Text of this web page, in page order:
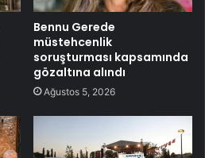
Bennu Gerede
müstehcenlik
soruşturması kapsamında
gözaltına alındı
Ağustos 5, 2026